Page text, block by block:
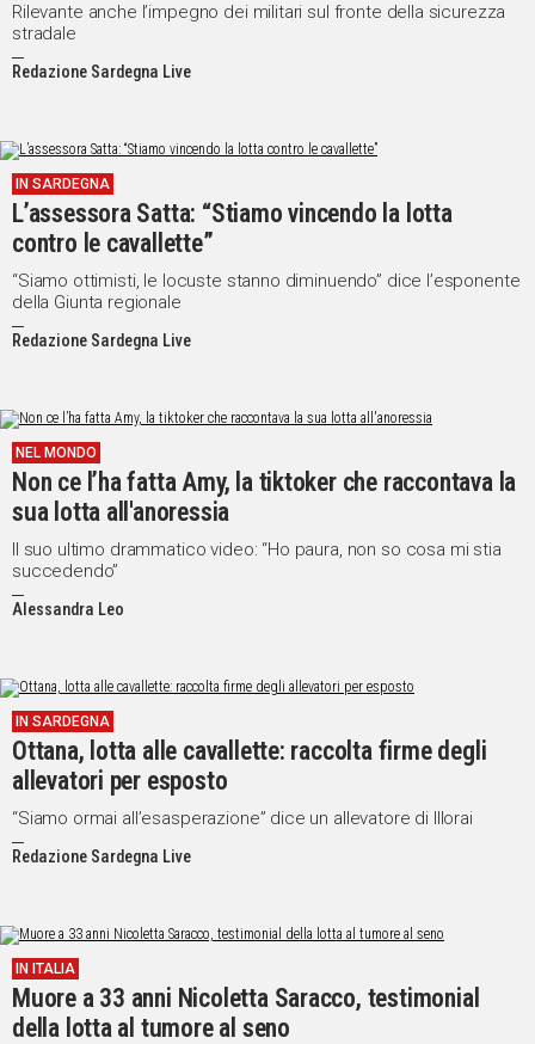
Rilevante anche l’impegno dei militari sul fronte della sicurezza
stradale
Redazione Sardegna Live
IN SARDEGNA
L’assessora Satta: “Stiamo vincendo la lotta
contro le cavallette”
“Siamo ottimisti, le locuste stanno diminuendo” dice l’esponente
della Giunta regionale
Redazione Sardegna Live
NEL MONDO
Non ce l’ha fatta Amy, la tiktoker che raccontava la
sua lotta all'anoressia
Il suo ultimo drammatico video: “Ho paura, non so cosa mi stia
succedendo”
Alessandra Leo
IN SARDEGNA
Ottana, lotta alle cavallette: raccolta firme degli
allevatori per esposto
“Siamo ormai all’esasperazione” dice un allevatore di Illorai
Redazione Sardegna Live
IN ITALIA
Muore a 33 anni Nicoletta Saracco, testimonial
della lotta al tumore al seno